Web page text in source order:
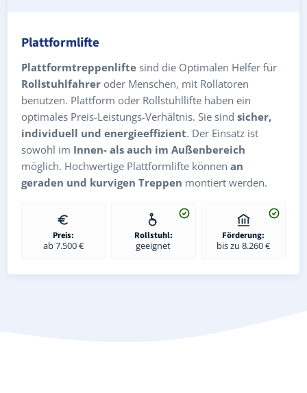
Plattformlifte
Plattformtreppenlifte sind die Optimalen Helfer für
Rollstuhlfahrer oder Menschen, mit Rollatoren
benutzen. Plattform oder Rollstuhllifte haben ein
optimales Preis-Leistungs-Verhältnis. Sie sind sicher,
individuell und energieeffizient. Der Einsatz ist
sowohl im Innen- als auch im Außenbereich
möglich. Hochwertige Plattformlifte können an
geraden und kurvigen Treppen montiert werden.
Preis:
ab 7.500 €
Rollstuhl:
geeignet
Förderung:
bis zu 8.260 €